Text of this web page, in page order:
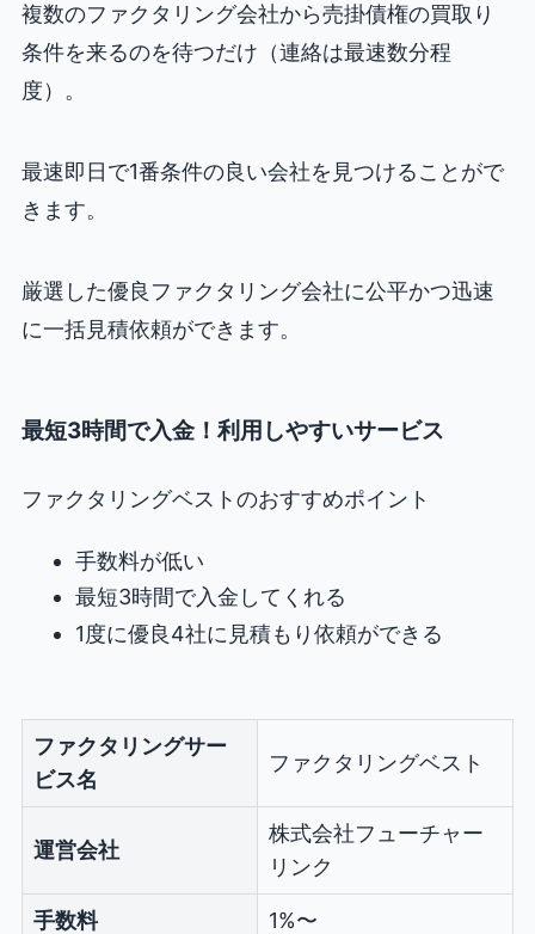
複数のファクタリング会社から売掛債権の買取り
条件を来るのを待つだけ（連絡は最速数分程
度）。
最速即日で1番条件の良い会社を見つけることがで
きます。
厳選した優良ファクタリング会社に公平かつ迅速
に一括見積依頼ができます。
最短3時間で入金！利用しやすいサービス
ファクタリングベストのおすすめポイント
手数料が低い
最短3時間で入金してくれる
1度に優良4社に見積もり依頼ができる
ファクタリングサー
ビス名
ファクタリングベスト
運営会社
株式会社フューチャー
リンク
手数料 1%〜